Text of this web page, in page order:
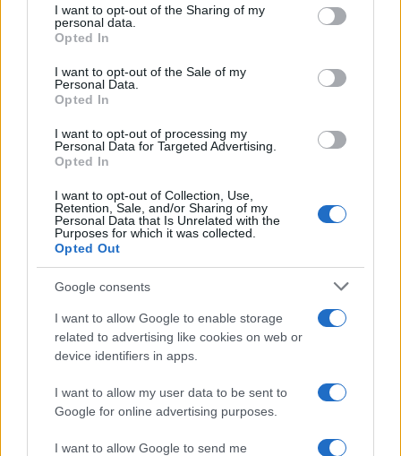
I want to opt-out of the Sharing of my
personal data.
Opted In
I want to opt-out of the Sale of my
Personal Data.
Opted In
I want to opt-out of processing my
Personal Data for Targeted Advertising.
Opted In
I want to opt-out of Collection, Use,
Retention, Sale, and/or Sharing of my
Personal Data that Is Unrelated with the
Purposes for which it was collected.
Opted Out
Google consents
I want to allow Google to enable storage
related to advertising like cookies on web or
device identifiers in apps.
I want to allow my user data to be sent to
Google for online advertising purposes.
I want to allow Google to send me
percentuale di migranti appartiene a quella che
potrebbe e dovrebbe essere la classe media
di partenza?
6. Atea. Nulla di strano, nell’età della
secolarizzazione.
7. Intellettuale . Ci tiene a sottolineare di
provenire da «un ambiente accademico» e di
avere «amici in molte università». Carola Rackete
non ha una opinione fuori posto. Se non
esistesse, le Ong dovrebbero inventare una
Capitana Rackete, uguale a questa.
Alessandro Gnocchi, 7 luglio 2019